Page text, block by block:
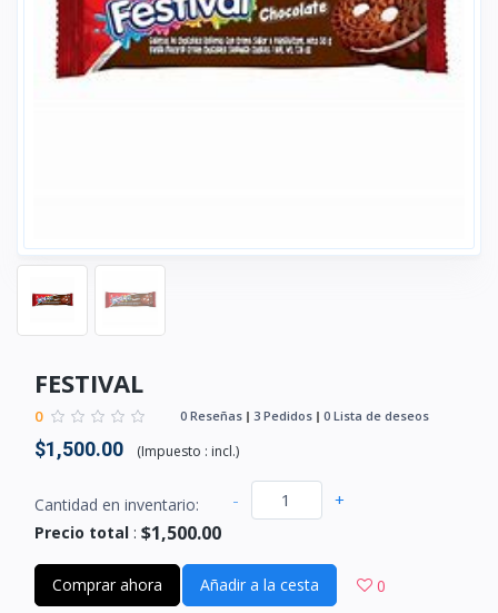
FESTIVAL
0 0 Reseñas 3 Pedidos 0 Lista de deseos
$1,500.00 (Impuesto : incl.)
Cantidad en inventario: - +
Precio total : $1,500.00
Comprar ahora Añadir a la cesta 0